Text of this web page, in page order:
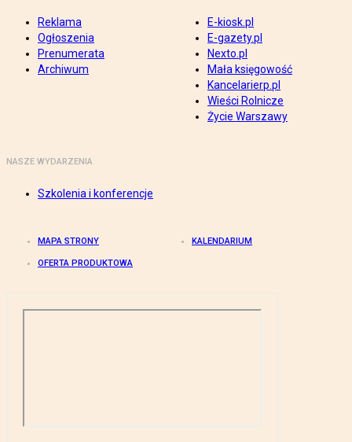
Reklama
Ogłoszenia
Prenumerata
Archiwum
E-kiosk.pl
E-gazety.pl
Nexto.pl
Mała księgowość
Kancelarierp.pl
Wieści Rolnicze
Życie Warszawy
NASZE WYDARZENIA
Szkolenia i konferencje
MAPA STRONY KALENDARIUM
OFERTA PRODUKTOWA